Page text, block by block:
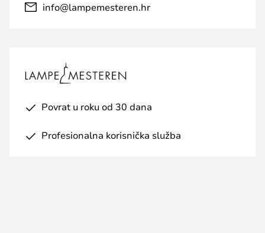
info@lampemesteren.hr
Povrat u roku od 30 dana
Profesionalna korisnička služba